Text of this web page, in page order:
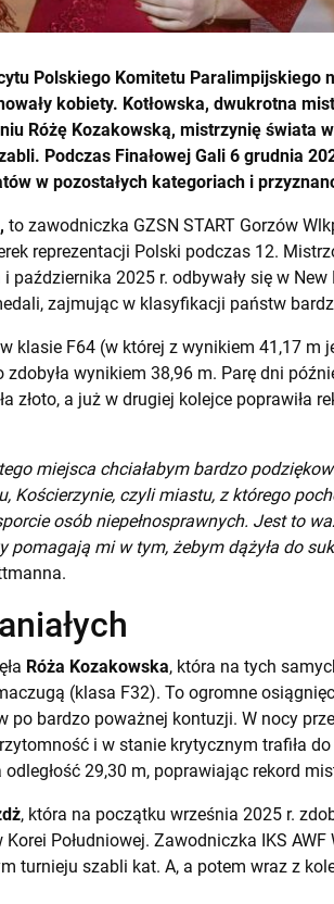
Polskiego Komitetu Paralimpijskiego
kobiety. Kotłowska, dwukrotna
Różę Kozakowską, mistrzynię świata
Podczas Finałowej Gali 6 grudnia
w pozostałych kategoriach i
to zawodniczka GZSN START Gorzów
reprezentacji Polski podczas 12.
października 2025 r. odbywały się w
zajmując w klasyfikacji państw
klasie F64 (w której z wynikiem 41,17 m
wynikiem 38,96 m. Parę dni
złoto, a już w drugiej kolejce poprawiła
miejsca chciałabym bardzo
Kościerzynie, czyli miastu, z którego
osób niepełnosprawnych. Jest to
pomagają mi w tym, żebym dążyła do
Róża Kozakowska, która na tych
(klasa F32). To ogromne
po bardzo poważnej kontuzji. W nocy
i w stanie krytycznym trafiła
29,30 m, poprawiając rekord
, która na początku września 2025 r.
Południowej. Zawodniczka IKS
turnieju szabli kat. A, a potem wraz z